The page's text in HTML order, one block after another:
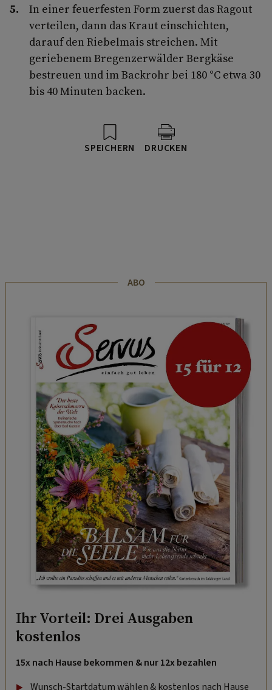
In einer feuerfesten Form zuerst das Ragout
verteilen, dann das Kraut einschichten,
darauf den Riebelmais streichen. Mit
geriebenem Bregenzerwälder Bergkäse
bestreuen und im Backrohr bei 180 °C etwa 30
bis 40 Minuten backen.
SPEICHERN DRUCKEN
ABO
Ihr Vorteil: Drei Ausgaben
kostenlos
15x nach Hause bekommen & nur 12x bezahlen
Wunsch-Startdatum wählen & kostenlos nach Hause